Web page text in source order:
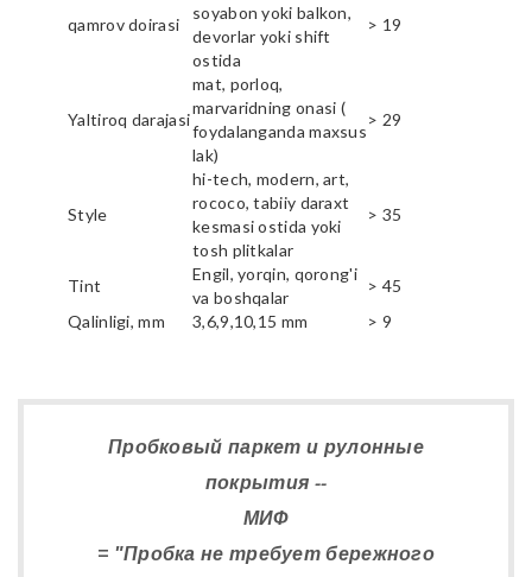
qamrov doirasi
soyabon yoki balkon,
devorlar yoki shift
ostida
> 19
Yaltiroq darajasi
mat, porloq,
marvaridning onasi (
foydalanganda maxsus
lak)
> 29
Style
hi-tech, modern, art,
rococo, tabiiy daraxt
kesmasi ostida yoki
tosh plitkalar
> 35
Tint
Engil, yorqin, qorong'i
va boshqalar
> 45
Qalinligi, mm
3,6,9,10,15 mm > 9
Пробковый паркет и рулонные
покрытия --
МИФ
= "Пробка не требует бережного